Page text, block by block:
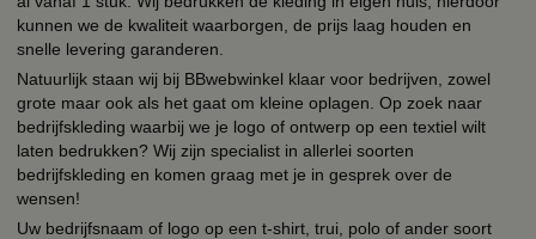
kunnen we de kwaliteit waarborgen, de prijs laag houden en
snelle levering garanderen.
Natuurlijk staan wij bij BBwebwinkel klaar voor bedrijven, zowel
grote maar ook als het gaat om kleine oplagen. Op zoek naar
bedrijfskleding waarbij we je logo of ontwerp op een textiel wilt
laten bedrukken? Wij zijn specialist in allerlei soorten
bedrijfskleding en komen graag met je in gesprek over de
wensen!
Uw bedrijfsnaam of logo op een t-shirt, trui, polo of ander soort